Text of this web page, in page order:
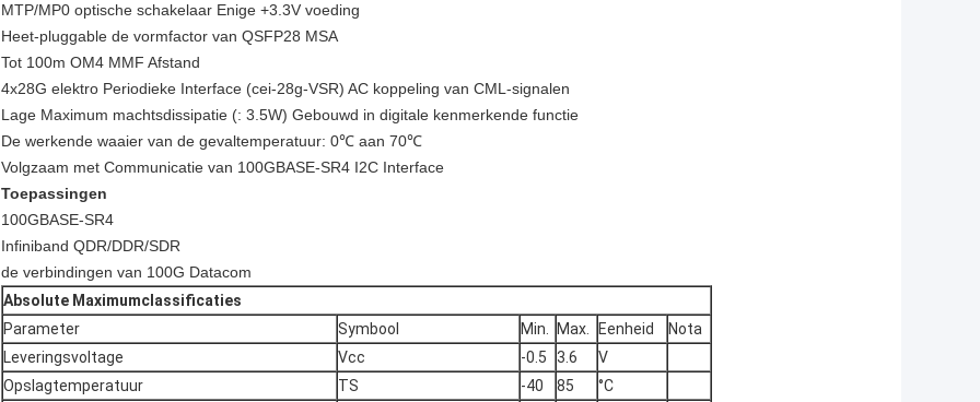
MTP/MP0 optische schakelaar Enige +3.3V voeding
Heet-pluggable de vormfactor van QSFP28 MSA
Tot 100m OM4 MMF Afstand
4x28G elektro Periodieke Interface (cei-28g-VSR) AC koppeling van CML-signalen
Lage Maximum machtsdissipatie (: 3.5W) Gebouwd in digitale kenmerkende functie
De werkende waaier van de gevaltemperatuur: 0℃ aan 70℃
Volgzaam met Communicatie van 100GBASE-SR4 I2C Interface
Toepassingen
100GBASE-SR4
Infiniband QDR/DDR/SDR
de verbindingen van 100G Datacom
Absolute Maximumclassificaties
Parameter
Symbool Min. Max. Eenheid
Nota
Leveringsvoltage
Vcc -0.5 3.6
V
Opslagtemperatuur
TS -40 85
°C